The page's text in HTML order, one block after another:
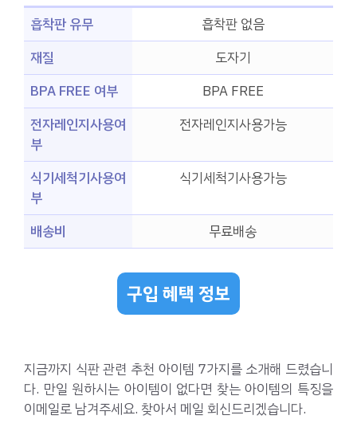
흡착판 유무
흡착판 없음
재질
도자기
BPA FREE 여부
BPA FREE
전자레인지사용여
부
전자레인지사용가능
식기세척기사용여
부
식기세척기사용가능
배송비 무료배송
구입 혜택 정보
지금까지 식판 관련 추천 아이템 7가지를 소개해 드렸습니
다. 만일 원하시는 아이템이 없다면 찾는 아이템의 특징을
이메일로 남겨주세요. 찾아서 메일 회신드리겠습니다.